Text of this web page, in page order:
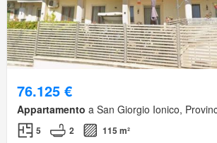
76.125 €
Appartamento a San Giorgio Ionico,
5 2 115 m²